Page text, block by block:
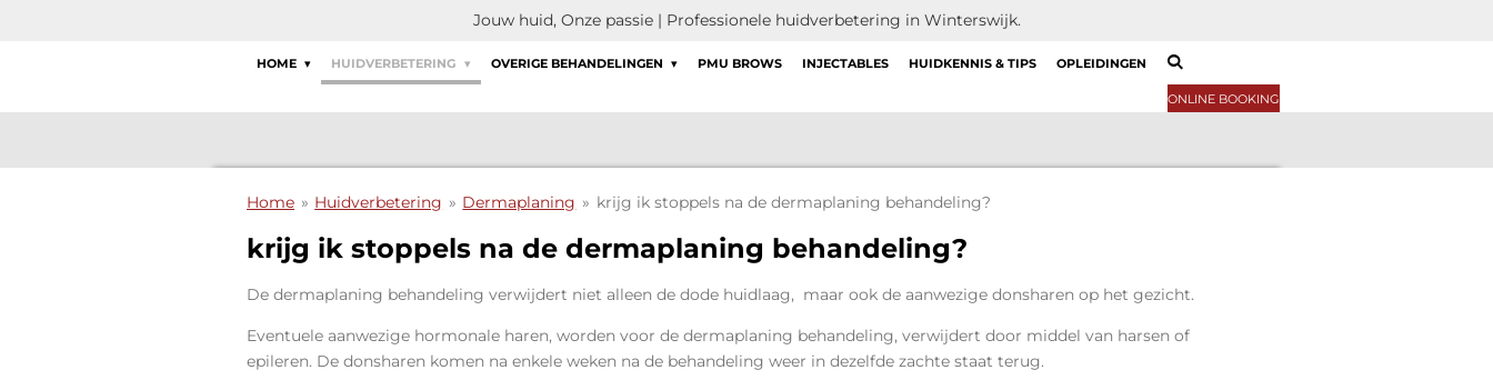
Jouw huid, Onze passie | Professionele huidverbetering in Winterswijk.
HOME HUIDVERBETERING OVERIGE BEHANDELINGEN PMU BROWS INJECTABLES HUIDKENNIS & TIPS OPLEIDINGEN
ONLINE BOOKING
Home » Huidverbetering » Dermaplaning » krijg ik stoppels na de dermaplaning behandeling?
krijg ik stoppels na de dermaplaning behandeling?
De dermaplaning behandeling verwijdert niet alleen de dode huidlaag, maar ook de aanwezige donsharen op het gezicht.
Eventuele aanwezige hormonale haren, worden voor de dermaplaning behandeling, verwijdert door middel van harsen of
epileren. De donsharen komen na enkele weken na de behandeling weer in dezelfde zachte staat terug.